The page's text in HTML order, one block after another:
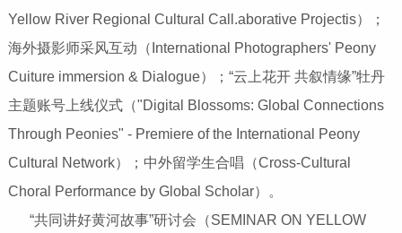
Yellow River Regional Cultural Call.aborative Projectis）；
海外摄影师采风互动（International Photographers' Peony
Cuiture immersion & Dialogue）；“云上花开 共叙情缘”牡丹
主题账号上线仪式（"Digital Blossoms: Global Connections
Through Peonies" - Premiere of the International Peony
Cultural Network）；中外留学生合唱（Cross-Cultural
Choral Performance by Global Scholar）。
“共同讲好黄河故事”研讨会（SEMINAR ON YELLOW